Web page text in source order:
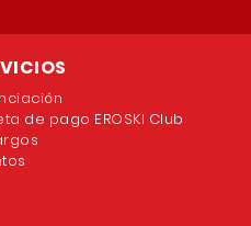
de pago EROSKI Club